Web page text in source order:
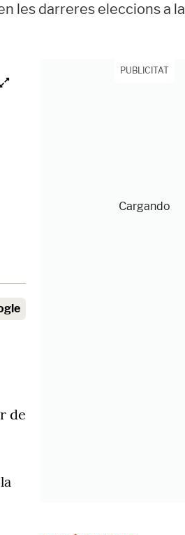
les darreres eleccions a la
de
PUBLICITAT